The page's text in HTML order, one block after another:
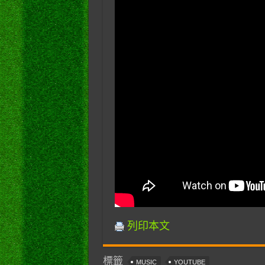
列印本文
標籤 MUSIC YOUTUBE